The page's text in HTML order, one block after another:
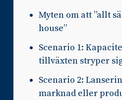
Myten om att ”allt
house”
Scenario 1:
tillväxten stryper
Scenario 2:
marknad eller